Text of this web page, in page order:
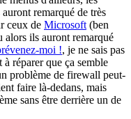
remarqué de très
ceux de Microsoft (ben
alors ils auront remarqué
moi !, je ne sais pas
réparer que ça semble
problème de firewall peut-
faire là-dedans, mais
sans être derrière un de